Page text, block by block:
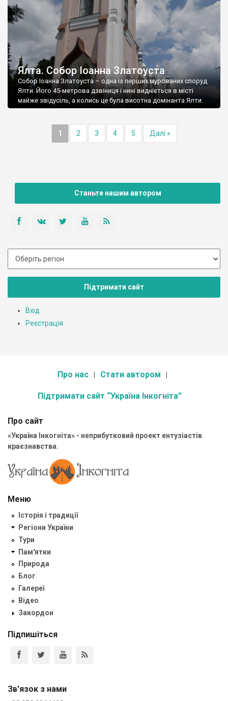
Ялта. Собор Іоанна Златоуста
Собор Іоанна Златоуста – одна із перших мурованих споруд
Ялти. Його 45-метрова дзвіниця і нині видніється в місті
майже звідусіль, а колись це була висотна домінанта Ялти.
1 2 3 4 5 Далі »
Станьте нашим автором
Підтримати сайт
Вхід
Реєстрація
Про нас Стати автором
Підтримати сайт “Україна Інкогніта”
Про сайт
«Україна Інкогніта» - неприбутковий проект ентузіастів
краєзнавства.
Меню
Історія і традиції
Регіони України
Тури
Пам'ятки
Природа
Блог
Галереї
Відео
Закордон
Підпишіться
Зв'язок з нами